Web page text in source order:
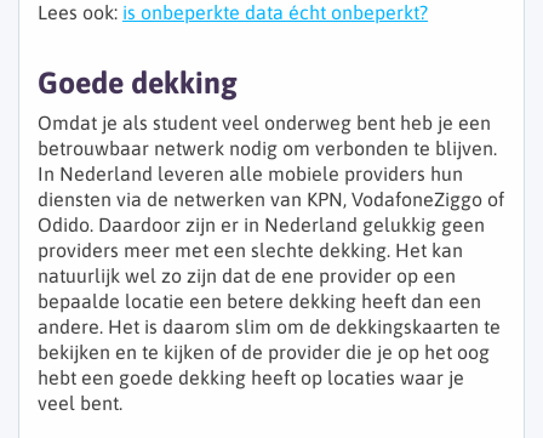
Lees ook: is onbeperkte data écht onbeperkt?
Goede dekking
Omdat je als student veel onderweg bent heb je een
betrouwbaar netwerk nodig om verbonden te blijven.
In Nederland leveren alle mobiele providers hun
diensten via de netwerken van KPN, VodafoneZiggo of
Odido. Daardoor zijn er in Nederland gelukkig geen
providers meer met een slechte dekking. Het kan
natuurlijk wel zo zijn dat de ene provider op een
bepaalde locatie een betere dekking heeft dan een
andere. Het is daarom slim om de dekkingskaarten te
bekijken en te kijken of de provider die je op het oog
hebt een goede dekking heeft op locaties waar je
veel bent.